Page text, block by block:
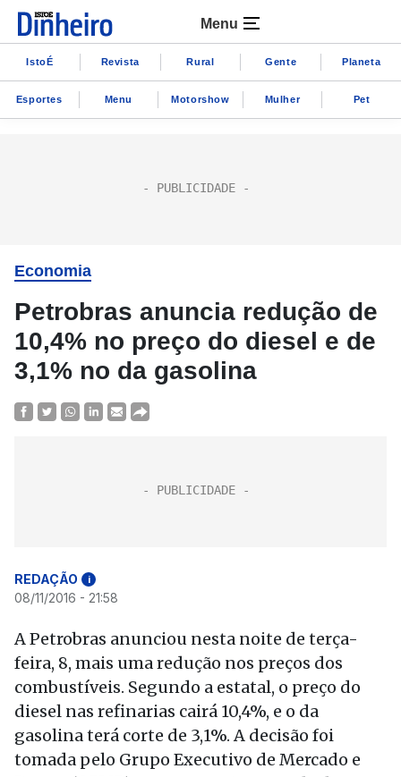
Menu
IstoÉ Revista Rural Gente Planeta
Esportes Menu Motorshow Mulher Pet
Economia
Petrobras anuncia redução de
10,4% no preço do diesel e de
3,1% no da gasolina
REDAÇÃO i
08/11/2016 - 21:58
A Petrobras anunciou nesta noite de terça-
feira, 8, mais uma redução nos preços dos
combustíveis. Segundo a estatal, o preço do
diesel nas refinarias cairá 10,4%, e o da
gasolina terá corte de 3,1%. A decisão foi
tomada pelo Grupo Executivo de Mercado e